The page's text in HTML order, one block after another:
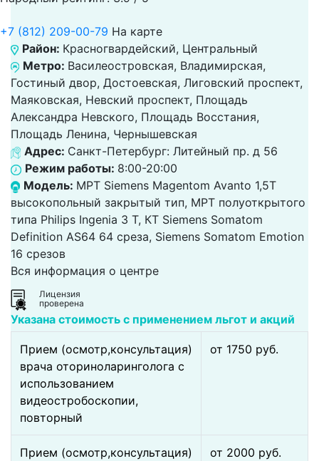
+7 (812) 209-00-79 На карте
Район: Красногвардейский, Центральный
Метро: Василеостровская, Владимирская,
Гостиный двор, Достоевская, Лиговский проспект,
Маяковская, Невский проспект, Площадь
Александра Невского, Площадь Восстания,
Площадь Ленина, Чернышевская
Адрес: Санкт-Петербург: Литейный пр. д 56
Режим работы: 8:00-20:00
Модель: МРТ Siemens Magentom Avanto 1,5Т
высокопольный закрытый тип, МРТ полуоткрытого
типа Philips Ingenia 3 Т, КТ Siemens Somatom
Definition AS64 64 среза, Siemens Somatom Emotion
16 срезов
Вся информация о центре
Лицензия
проверена
Указана стоимость с применением льгот и акций
Прием (осмотр,консультация)
врача оториноларинголога с
использованием
видеостробоскопии,
повторный
от 1750 pуб.
Прием (осмотр,консультация)
от 2000 pуб.